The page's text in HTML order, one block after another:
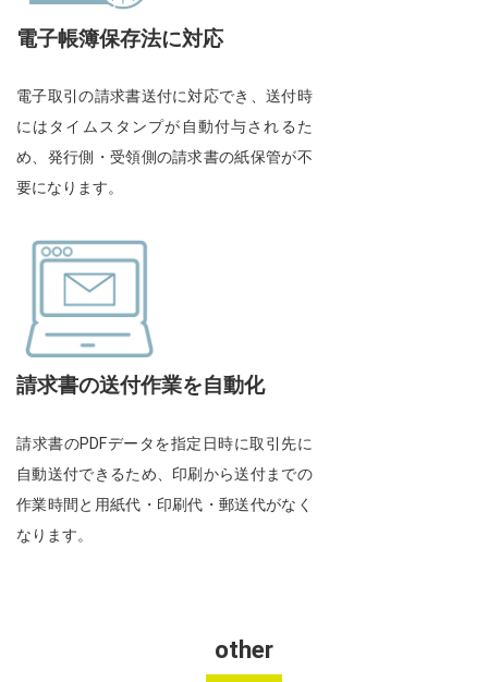
電子帳簿保存法に対応
電子取引の請求書送付に対応でき、送付時
にはタイムスタンプが自動付与されるた
め、発行側・受領側の請求書の紙保管が不
要になります。
請求書の送付作業を自動化
請求書のPDFデータを指定日時に取引先に
自動送付できるため、印刷から送付までの
作業時間と用紙代・印刷代・郵送代がなく
なります。
other